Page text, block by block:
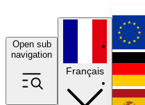
Open sub
navigation
Français